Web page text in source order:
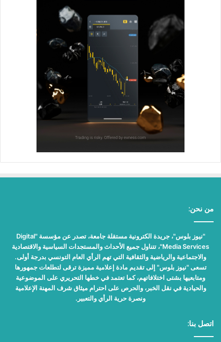
من نحن:
"نيوز بلوس"، جريدة الكترونية مستقلة جامعة، تصدر عن مؤسسة "Digital
Media Services"، تتناول جميع الأحداث والمستجدات السياسية والاقتصادية
والاجتماعية والرياضية والثقافية التي تهم الرأي العام التونسي بدرجة أولى.
تسعى "نيوز بلوس" إلى تقديم مادة إعلامية مميزة ترقى لتطلعات جمهورها
ومتابعيها بشتى اختلافاتهم، كما تعتمد في خطها التحريري على الموضوعية
والحيادية في نقل الخبر، والحرص على احترام ميثاق شرف المهنة الإعلامية
ونصرة حرية الرأي والتعبير.
اتصل بنا: